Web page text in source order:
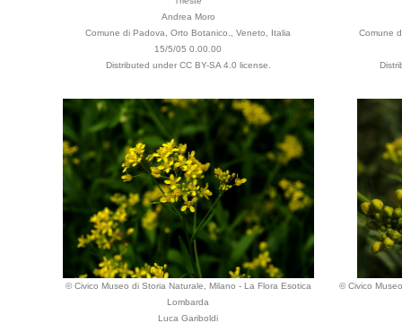
Andrea Moro
Comune di Padova, Orto Botanico., Veneto, Italia
15/5/05 0.00.00
Distributed under CC BY-SA 4.0 license.
Comune
© Civico Museo di Storia Naturale, Milano - La Flora Esotica
Lombarda
Luca Gariboldi
© Civico